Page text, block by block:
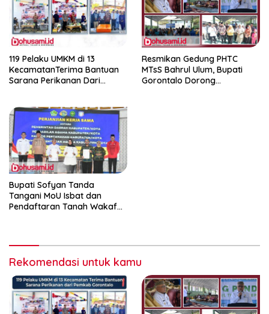
119 Pelaku UMKM di 13
KecamatanTerima Bantuan
Sarana Perikanan Dari
Resmikan Gedung PHTC
MTsS Bahrul Ulum, Bupati
Gorontalo Dorong
Bupati Sofyan Tanda
Tangani MoU Isbat dan
Pendaftaran Tanah Wakaf
Rekomendasi untuk kamu